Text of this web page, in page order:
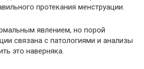
протекания менструации.
явлением, но порой
связана с патологиями и анализы
это наверняка.